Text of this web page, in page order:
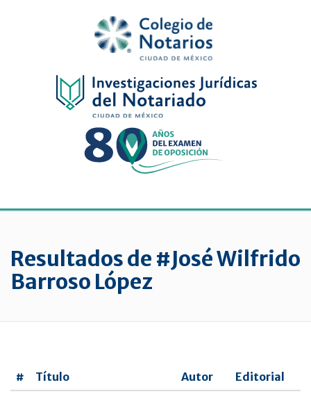
Jurídica
virtual
UNAM
CNCDMX,Nueva
época
Resultados de #José Wilfrido
Barroso López
# Título Autor
Editorial